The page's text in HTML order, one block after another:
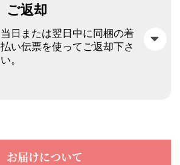
ご返却
当日または翌日中に同梱の着
払い伝票を使ってご返却下さ
い。
お届けについて